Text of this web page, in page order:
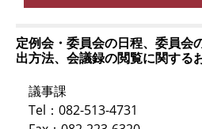
定例会・委員会の日程、委員会
出方法、会議録の閲覧に関する
議事課
Tel：082-513-4731